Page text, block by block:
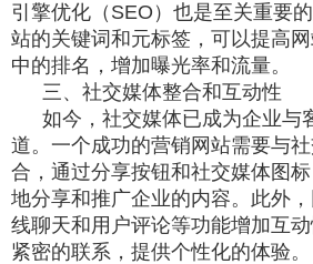
引擎优化（SEO）也是至关重要
站的关键词和元标签，可以提高
中的排名，增加曝光率和流量。
三、社交媒体整合和互动性
如今，社交媒体已成为企业与
道。一个成功的营销网站需要与
合，通过分享按钮和社交媒体图
地分享和推广企业的内容。此外
线聊天和用户评论等功能增加互
紧密的联系，提供个性化的体验。